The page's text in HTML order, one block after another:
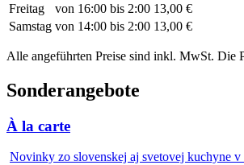
Freitag von 16:00 bis 2:00 13,00 €
Samstag von 14:00 bis 2:00 13,00 €
Alle angeführten Preise sind inkl. MwSt. Die
Sonderangebote
À la carte
Novinky zo slovenskej aj svetovej kuchyne